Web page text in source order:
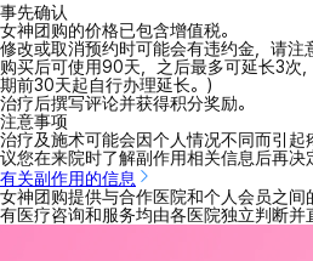
事先确认
女神团购的价格已包含增值税。
修改或取消预约时可能会有违约金，请注
购买后可使用90天，之后最多可延长3次
期前30天起自行办理延长。）
治疗后撰写评论并获得积分奖励。
注意事项
治疗及施术可能会因个人情况不同而引起
议您在来院时了解副作用相关信息后再决
有关副作用的信息
女神团购提供与合作医院和个人会员之
有医疗咨询和服务均由各医院独立判断并